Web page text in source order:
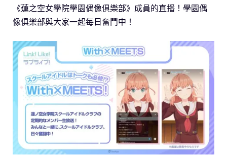
《蓮之空女學院學園偶像俱樂部》成員的直播！學園偶
像俱樂部與大家一起每日奮鬥中！